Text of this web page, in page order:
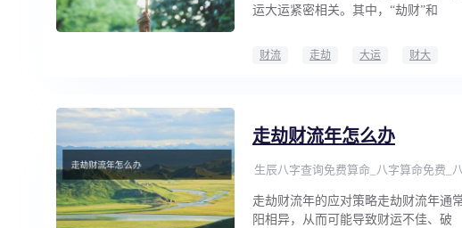
运大运紧密相关。其中，“劫财”和
财流 走劫 大运 财大
走劫财流年怎么办
生辰八字查询免费算命_八字算命免费_
走劫财流年的应对策略走劫财流年通
阳相异，从而可能导致财运不佳、破